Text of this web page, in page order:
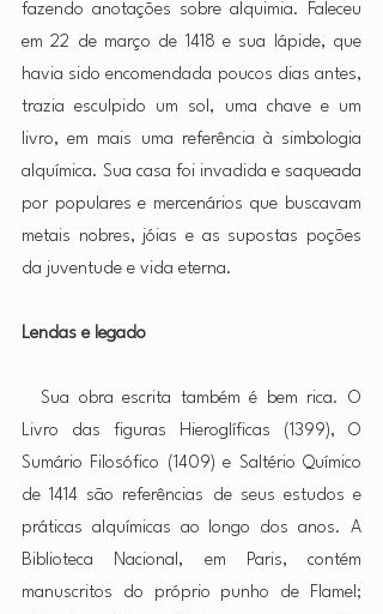
fazendo anotações sobre alquimia. Faleceu
em 22 de março de 1418 e sua lápide, que
havia sido encomendada poucos dias antes,
trazia esculpido um sol, uma chave e um
livro, em mais uma referência à simbologia
alquímica. Sua casa foi invadida e saqueada
por populares e mercenários que buscavam
metais nobres, jóias e as supostas poções
da juventude e vida eterna.
Lendas e legado
Sua obra escrita também é bem rica. O
Livro das figuras Hieroglíficas (1399), O
Sumário Filosófico (1409) e Saltério Químico
de 1414 são referências de seus estudos e
práticas alquímicas ao longo dos anos. A
Biblioteca Nacional, em Paris, contém
manuscritos do próprio punho de Flamel;